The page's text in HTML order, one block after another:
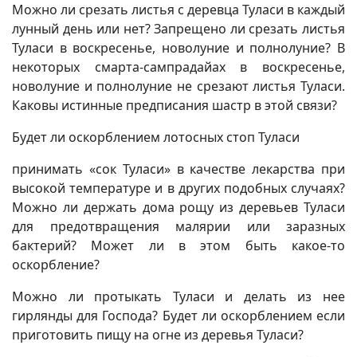
Можно ли срезать листья с деревца Туласи в каждый
лунный день или нет? Запрещено ли срезать листья
Туласи в воскресенье, новолуние и полнолуние? В
некоторых смарта-сампрадайах в воскресенье,
новолуние и полнолуние не срезают листья Туласи.
Каковы истинные предписания шастр в этой связи?
Будет ли оскорблением лотосных стоп Туласи
принимать «сок Туласи» в качестве лекарства при
высокой температуре и в других подобных случаях?
Можно ли держать дома рощу из деревьев Туласи
для предотвращения малярии или заразных
бактерий? Может ли в этом быть какое-то
оскорбление?
Можно ли протыкать Туласи и делать из нее
гирлянды для Господа? Будет ли оскорблением если
приготовить пищу на огне из деревья Туласи?